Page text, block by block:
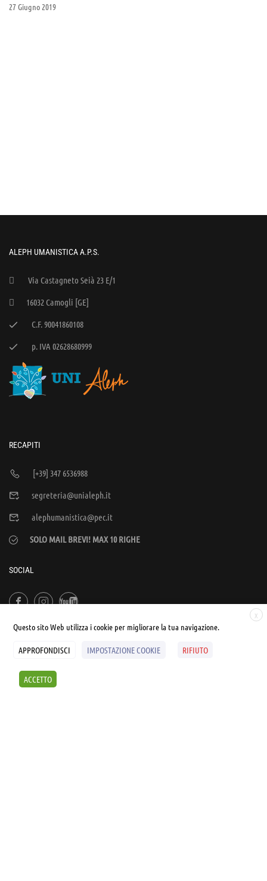
27 Giugno 2019
ALEPH UMANISTICA A.P.S.
Via Castagneto Seià 23 E/1
16032 Camogli [GE]
C.F. 90041860108
p. IVA 02628680999
RECAPITI
[+39] 347 6536988
segreteria@unialeph.it
alephumanistica@pec.it
SOLO MAIL BREVI! MAX 10 RIGHE
SOCIAL
Sintesi e liberatorie
X
Questo sito Web utilizza i cookie per migliorare la tua navigazione.
APPROFONDISCI IMPOSTAZIONE COOKIE RIFIUTO
ACCETTO